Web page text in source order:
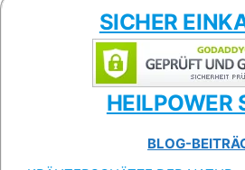
SICHER
HEILPOWER
BLOG-